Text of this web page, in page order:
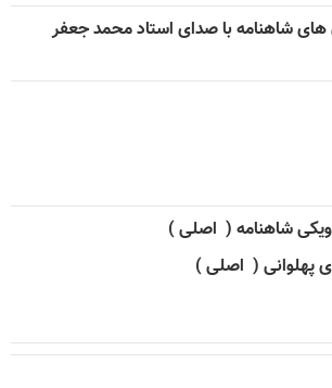
شاهنامه با صدای استاد محمد جعفر
شاهنامه ( اصلی )
پهلوانی ( اصلی )